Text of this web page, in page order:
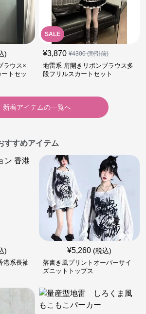
)
ラウス×
トセッ
SALE
¥3,870 ¥4300(割引前)
地雷系 肩開きリボンブラウス多
段フリルスカートセット
新着アイテムの一覧へ
すすめアイテム
)
港系長袖
¥5,260 (税込)
落書き風プリントオーバーサイ
ズニットトップス